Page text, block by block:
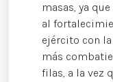
masas, ya
al
ejército con
más
filas, a la vez